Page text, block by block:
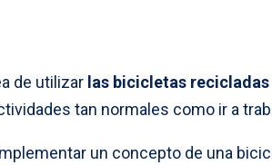
de utilizar las bicicletas
tan normales como ir a
un concepto de una